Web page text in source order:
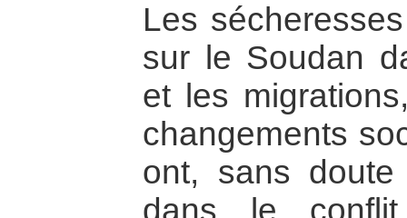
Les
sur le Soudan
et les
changements
ont, sans
dans le